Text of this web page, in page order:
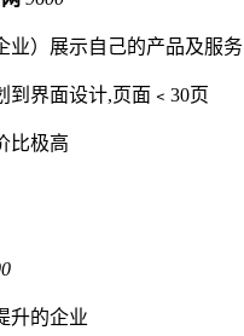
业）展示自己的产品及服务
到界面设计,页面﹤30页
比极高
升的企业